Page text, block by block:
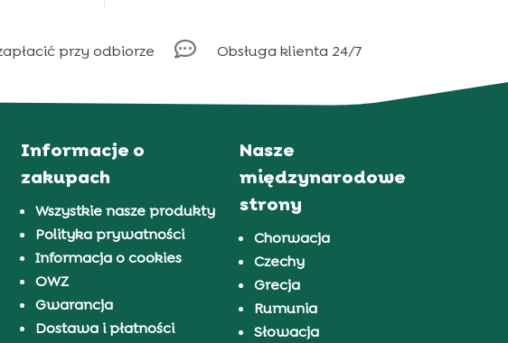
przy odbiorze  Obsługa klienta 24/7
Informacje o
zakupach
Wszystkie nasze produkty
Polityka prywatności
Informacja o cookies
OWZ
Gwarancja
Dostawa i płatności
Nasze
międzynarodowe
strony
Chorwacja
Czechy
Grecja
Rumunia
Słowacja